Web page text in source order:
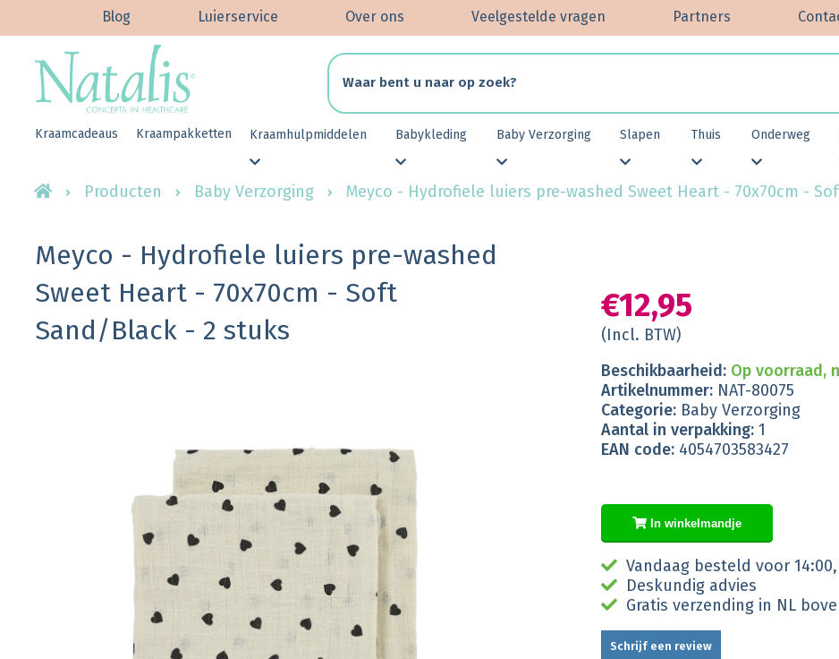
Partners
Veelgestelde vragen
Over ons
Luierservice
Blog
Kraamcadeaus Kraampakketten Kraamhulpmiddelen Babykleding Baby Verzorging Slapen Thuis Onderweg
Producten Baby Verzorging Meyco - Hydrofiele luiers pre-washed Sweet Heart - 70x70cm -
Meyco - Hydrofiele luiers pre-washed
Sweet Heart - 70x70cm - Soft
Sand/Black - 2 stuks
€12,95
(Incl. BTW)
Beschikbaarheid: Op voorraad,
Artikelnummer: NAT-80075
Categorie: Baby Verzorging
Aantal in verpakking: 1
EAN code: 4054703583427
In winkelmandje
Vandaag besteld voor
Deskundig advies
Gratis verzending in NL
Schrijf een review